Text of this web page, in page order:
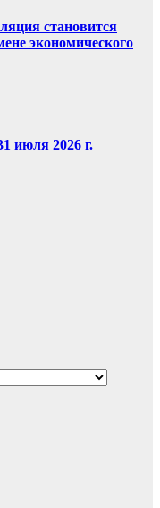
становится
экономического
июля 2026 г.